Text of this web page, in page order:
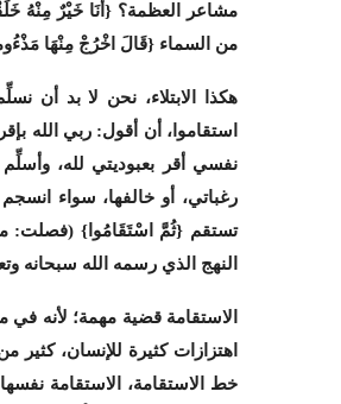
مشاعر العظمة؟ {أَنَا خَيْرٌ مِنْهُ
من السماء {قَالَ اخْرُجْ مِنْهَا
هكذا الابتلاء، نحن لا بد أن
استقاموا، أن أقول: ربي الله
نفسي أقر بعبوديتي لله،
رغباتي، أو خالفها، سواء
تستقم {ثُمَّ اسْتَقَامُوا} (فصلت: من
النهج الذي رسمه الله سبحانه
الاستقامة قضية مهمة؛ لأنه في
اهتزازات كثيرة للإنسان،
خط الاستقامة، الاستقامة